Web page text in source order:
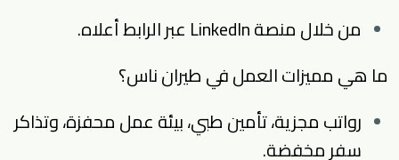
من خلال منصة LinkedIn عبر الرابط أعلاه.
ما هي مميزات العمل في طيران ناس؟
رواتب مجزية، تأمين طبي، بيئة عمل محفزة، وتذاكر
سفر مخفضة.